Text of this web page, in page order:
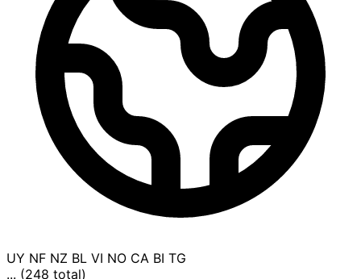
UY NF NZ BL VI NO CA BI TG
... (248 total)